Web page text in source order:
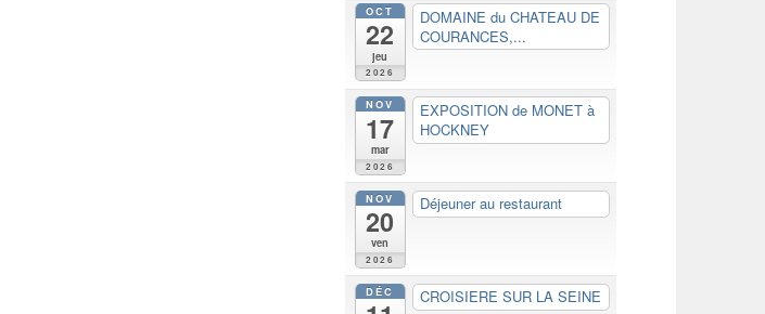
OCT
22
jeu
2026
DOMAINE du CHATEAU DE
COURANCES,...
NOV
17
mar
2026
EXPOSITION de MONET à
HOCKNEY
NOV
20
ven
2026
Déjeuner au restaurant
DÉC CROISIERE SUR LA SEINE